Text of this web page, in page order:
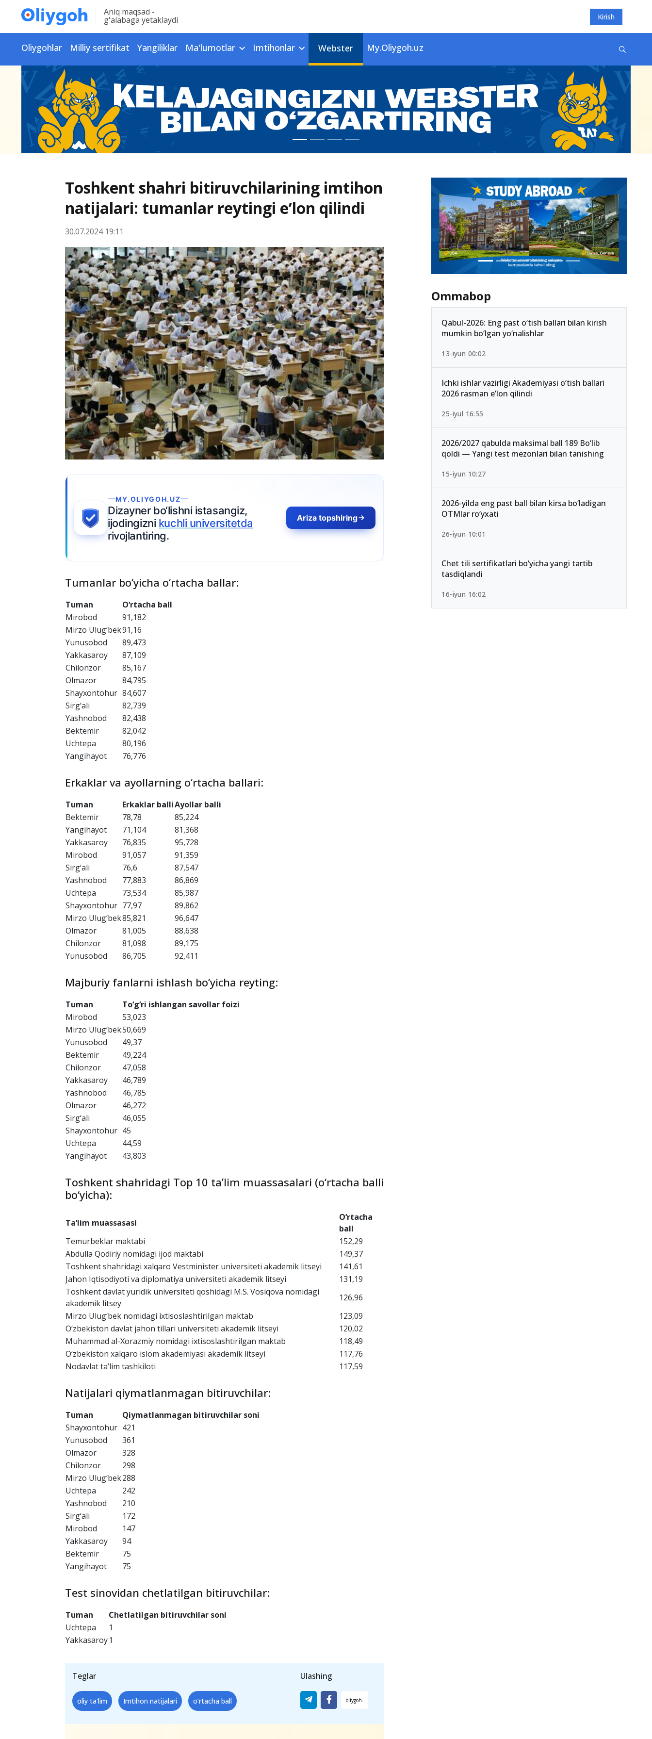
Aniq maqsad -
g'alabaga yetaklaydi Kirish
Oliygohlar Milliy sertifikat Yangiliklar Ma'lumotlar Imtihonlar Webster My.Oliygoh.uz
Toshkent shahri bitiruvchilarining imtihon
natijalari: tumanlar reytingi e’lon qilindi
30.07.2024 19:11
Tumanlar bo‘yicha o‘rtacha ballar:
Tuman
O‘rtacha ball
Mirobod
91,182
Mirzo Ulug‘bek
91,16
Yunusobod
89,473
Yakkasaroy
87,109
Chilonzor
85,167
Olmazor
84,795
Shayxontohur
84,607
Yashnobod
82,438
Bektemir
82,042
Uchtepa
80,196
Yangihayot
76,776
Erkaklar va ayollarning o‘rtacha ballari:
Tuman Erkaklar balli
Ayollar balli
Bektemir
78,78
85,224
Yangihayot
71,104
81,368
Yakkasaroy
76,835
95,728
Mirobod
91,057
91,359
Sirg‘ali
76,6
87,547
Yashnobod
77,883
86,869
73,534
85,987
Mirzo Ulug‘bek 85,821
96,647
Olmazor
81,005
88,638
Chilonzor
81,098
Yunusobod
86,705
Majburiy fanlarni ishlash bo‘yicha reyting:
Tuman
To‘g‘ri ishlangan savollar foizi
Mirobod
53,023
Mirzo Ulug‘bek
50,669
Yunusobod
49,37
Bektemir
49,224
Chilonzor
47,058
Yakkasaroy
46,789
Yashnobod
46,785
Sirg‘ali
46,055
Shayxontohur
Yangihayot
43,803
Toshkent shahridagi Top 10 ta’lim muassasalari (o‘rtacha balli
bo‘yicha):
Ta’lim muassasasi
ball
Temurbeklar maktabi
152,29
Abdulla Qodiriy nomidagi ijod maktabi
149,37
Toshkent shahridagi xalqaro Vestminister universiteti akademik litseyi
141,61
Jahon Iqtisodiyoti va diplomatiya universiteti akademik litseyi
131,19
Toshkent davlat yuridik universiteti qoshidagi M.S. Vosiqova nomidagi
126,96
O‘zbekiston davlat jahon tillari universiteti akademik litseyi
Muhammad al-Xorazmiy nomidagi ixtisoslashtirilgan maktab
O‘zbekiston xalqaro islom akademiyasi akademik litseyi
Nodavlat ta’lim tashkiloti
Natijalari qiymatlanmagan bitiruvchilar:
Tuman
Qiymatlanmagan bitiruvchilar soni
Shayxontohur
421
Yunusobod
361
Olmazor
328
Chilonzor
298
Mirzo Ulug‘bek
288
Uchtepa
242
Yashnobod
Mirobod
147
Yakkasaroy
94
Bektemir
Yangihayot
Uchtepa
1
Yakkasaroy1
Ommabop
Qabul-2026: Eng past o‘tish ballari bilan kirish
mumkin bo‘lgan yo‘nalishlar
13-iyun 00:02
Ichki ishlar vazirligi Akademiyasi o‘tish ballari
2026 rasman e’lon qilindi
25-iyul 16:55
2026/2027 qabulda maksimal ball 189 Bo‘lib
qoldi — Yangi test mezonlari bilan tanishing
15-iyun 10:27
2026-yilda eng past ball bilan kirsa bo‘ladigan
OTMlar ro‘yxati
26-iyun 10:01
Chet tili sertifikatlari bo‘yicha yangi tartib
tasdiqlandi
16-iyun 16:02